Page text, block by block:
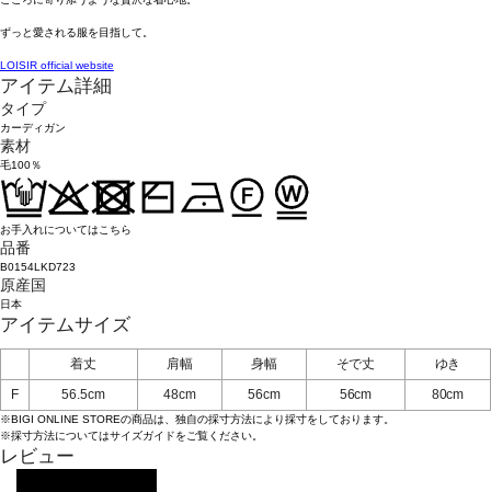
ずっと愛される服を目指して。
LOISIR official website
アイテム詳細
タイプ
カーディガン
素材
毛100％
お手入れについてはこちら
品番
B0154LKD723
原産国
日本
アイテムサイズ
着丈 肩幅 身幅 そで丈
ゆき
F
56.5cm 48cm 56cm 56cm 80cm
※BIGI ONLINE STOREの商品は、独自の採寸方法により採寸をしております。
※採寸方法についてはサイズガイドをご覧ください。
レビュー